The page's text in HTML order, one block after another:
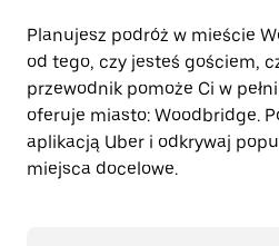
Planujesz podróż w mieście
od tego, czy jesteś gościem,
przewodnik pomoże Ci w
oferuje miasto: Woodbridge.
aplikacją Uber i odkrywaj
miejsca docelowe.